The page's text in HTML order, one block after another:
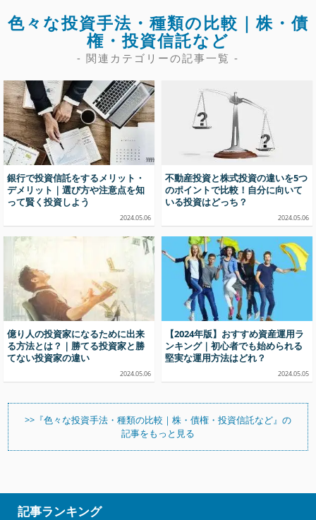
色々な投資手法・種類の比較｜株・債
権・投資信託など
- 関連カテゴリーの記事一覧 -
銀行で投資信託をするメリット・
デメリット｜選び方や注意点を知
って賢く投資しよう
2024.05.06
不動産投資と株式投資の違いを5つ
のポイントで比較！自分に向いて
いる投資はどっち？
2024.05.06
億り人の投資家になるために出来
る方法とは？｜勝てる投資家と勝
てない投資家の違い
2024.05.06
【2024年版】おすすめ資産運用ラ
ンキング｜初心者でも始められる
堅実な運用方法はどれ？
2024.05.05
>>『色々な投資手法・種類の比較｜株・債権・投資信託など』の
記事をもっと見る
記事ランキング